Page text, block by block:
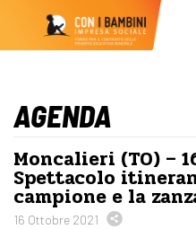
AGENDA
Moncalieri (TO) –
Spettacolo
campione e la
16 Ottobre 2021